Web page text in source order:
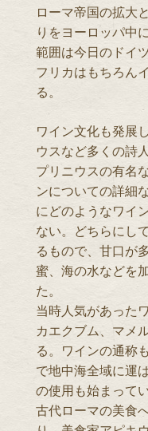
ローマ帝国の拡大
りをヨーロッパ中
範囲は今日のドイ
フリカはもちろん
る。
ワイン文化も発展
ウスなど多くの詩
プリニウスの有名
ンについての詳細
にどのようなワイ
ない。どちらにし
るもので、甘口が
蜜、海の水などを
た。
当時人気があった
カエクブム、マメ
る。ワインの通称
で地中海全域に運
の使用も始まってい
古代ローマの美食